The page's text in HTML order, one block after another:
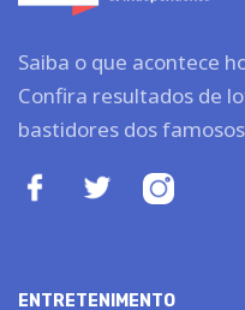
Saiba o que acontece
Confira resultados de
bastidores dos
ENTRETENIMENTO